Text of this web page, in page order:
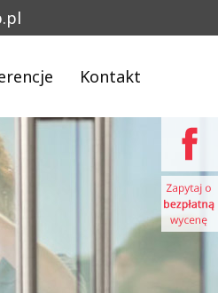
Kontakt